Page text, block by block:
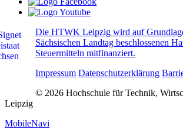
Die HTWK Leipzig wird auf
Sächsischen Landtag beschlossenen
Steuermitteln mitfinanziert.
Impressum Datenschutzerklärung
© 2026 Hochschule für Technik,
Leipzig
MobileNavi